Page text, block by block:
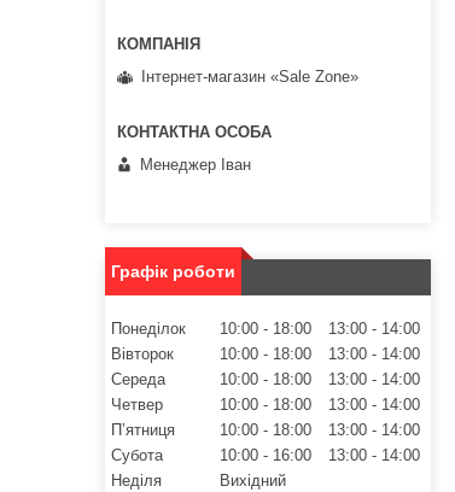
Інтернет-магазин «Sale Zone»
Менеджер Іван
Графік роботи
Понеділок 10:00 18:00 13:00
14:00
Вівторок
10:00 18:00 13:00
14:00
Середа
10:00 18:00 13:00
14:00
Четвер
10:00 18:00 13:00
14:00
Пʼятниця
10:00 18:00 13:00
14:00
Субота
10:00 16:00 13:00
14:00
Неділя
Вихідний